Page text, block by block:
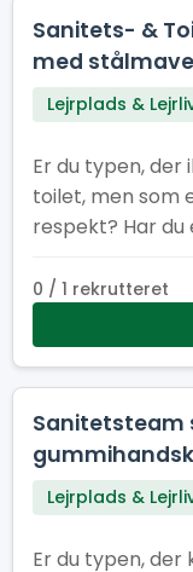
sans for orden og ansvar Du
nok til at gøre
Sanitets- &
med
Lejrplads &
Er du typen,
toilet, men som
respekt? Har
som en
dig, vi leder
Toiletchef.
0 / 1 rekrutteret
Sanitetsteam
Lejrplads &
Er du typen, der